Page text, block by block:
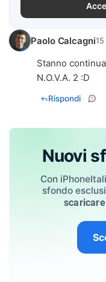
Paolo Calcagni
Stanno
N.O.V.A. 2 :D
Rispondi
Nuovi
Con
sfondo
scaricare